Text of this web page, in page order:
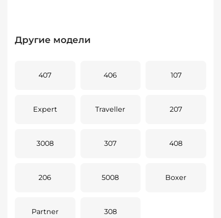
Другие модели
407 406 107
Expert Traveller 207
3008 307 408
206 5008 Boxer
Partner 308